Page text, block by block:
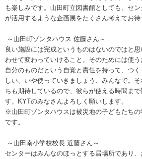
も楽しみです。山田町立図書館としても、セ
が活用するような企画展をたくさん考えてお待
～山田町ゾンタハウス 佐藤さん～
良い施設には完成というものはないのではと
わせて変わっていけること。そのためには使う
自分のものだという自覚と責任を持って、つ
しい、いや使っていきましょう、みんなで。
ちも期待しているので、彼らが使える時間ま
す。 KYTのみなさんよろしく願いします。
※山田町ゾンタハウスは被災地の子どもたち
です。
～山田南小学校校長 近藤さん～
センターはみんなのほっとする居場所であり